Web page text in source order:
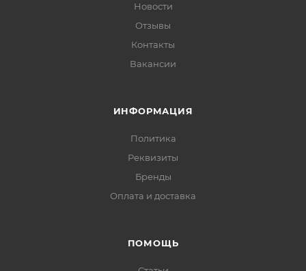
Новости
Отзывы
Контакты
Вакансии
ИНФОРМАЦИЯ
Политика
Реквизиты
Бренды
Оплата и доставка
ПОМОЩЬ